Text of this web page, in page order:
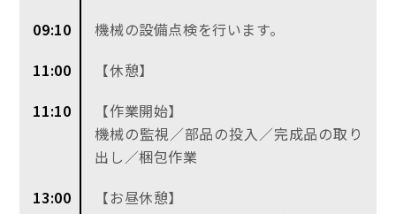
09:10
機械の設備点検を行います。
11:00
【休憩】
11:10
【作業開始】
機械の監視／部品の投入／完成品の取り
出し／梱包作業
13:00
【お昼休憩】